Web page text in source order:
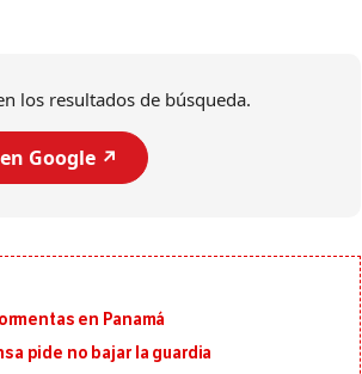
los resultados de búsqueda.
Google ↗️
en Panamá
pide no bajar la guardia
al sur de Japón, provocando una